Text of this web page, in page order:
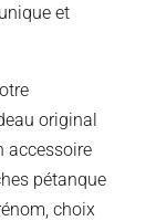
et
original
accessoire
pétanque
choix